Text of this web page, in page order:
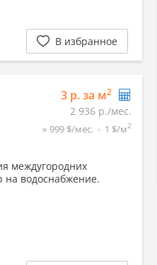
В избранное
3 р. за м2
2 936 р./мес.
≈ 999 $/мес. 1 $/м2
междугородних
водоснабжение.